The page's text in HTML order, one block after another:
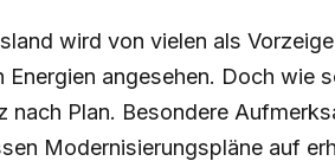
wird von vielen als
Energien angesehen. Doch wie
nach Plan. Besondere
Modernisierungspläne auf